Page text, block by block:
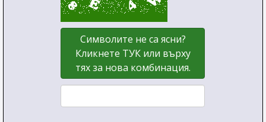
Символите не са ясни?
Кликнете ТУК или върху
тях за нова комбинация.